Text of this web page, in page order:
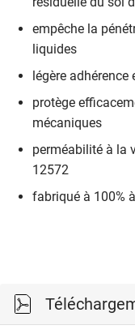
empêche la
liquides
légère
protège
mécaniques
perméabilité à la
12572
fabriqué à 100%